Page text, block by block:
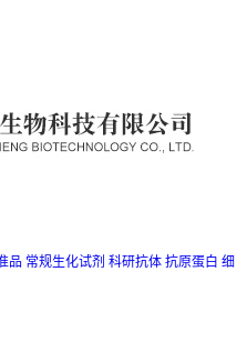
品 常规生化试剂 科研抗体 抗原蛋白 细